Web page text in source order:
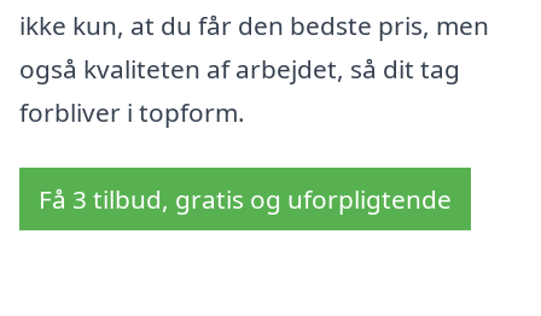
ikke kun, at du får den bedste pris, men
også kvaliteten af arbejdet, så dit tag
forbliver i topform.
Få 3 tilbud, gratis og uforpligtende